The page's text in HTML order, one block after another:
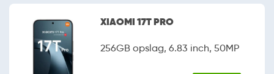
XIAOMI 17T PRO
256GB opslag, 6.83 inch, 50MP